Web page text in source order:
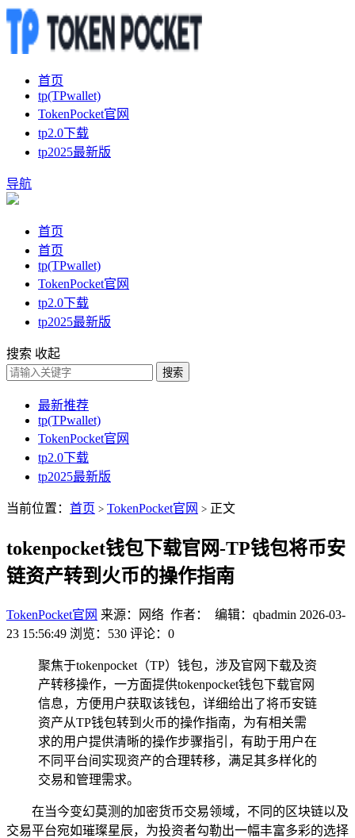
首页
tp(TPwallet)
TokenPocket官网
tp2.0下载
tp2025最新版
导航
首页
首页
tp(TPwallet)
TokenPocket官网
tp2.0下载
tp2025最新版
搜索 收起
搜索
最新推荐
tp(TPwallet)
TokenPocket官网
tp2.0下载
tp2025最新版
当前位置： 首页 > TokenPocket官网 > 正文
tokenpocket钱包下载官网-TP钱包将币安
链资产转到火币的操作指南
TokenPocket官网 来源：网络 作者： 编辑：qbadmin 2026-03-
23 15:56:49 浏览：530 评论：0
聚焦于tokenpocket（TP）钱包，涉及官网下载及资
产转移操作，一方面提供tokenpocket钱包下载官网
信息，方便用户获取该钱包，详细给出了将币安链
资产从TP钱包转到火币的操作指南，为有相关需
求的用户提供清晰的操作步骤指引，有助于用户在
不同平台间实现资产的合理转移，满足其多样化的
交易和管理需求。
在当今变幻莫测的加密货币交易领域，不同的区块链以及
交易平台宛如璀璨星辰，为投资者勾勒出一幅丰富多彩的选择